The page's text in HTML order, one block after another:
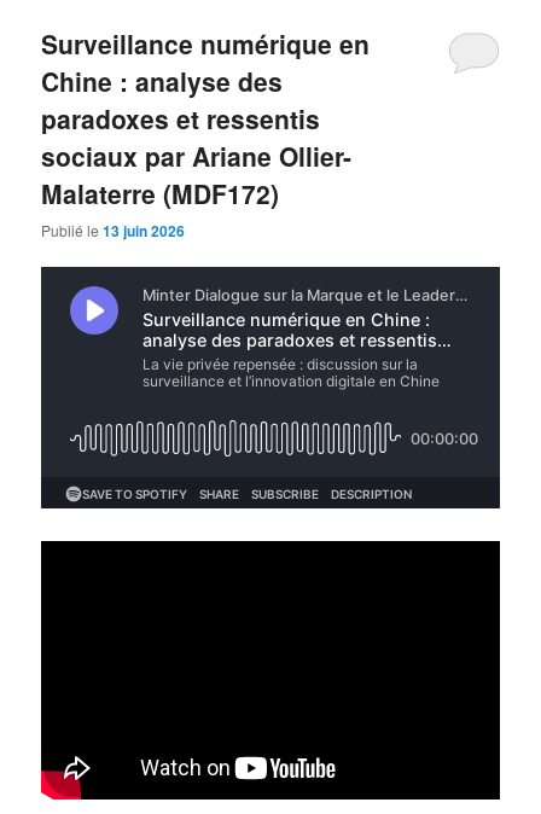
Surveillance numérique en
Chine : analyse des
paradoxes et ressentis
sociaux par Ariane Ollier-
Malaterre (MDF172)
Publié le13 juin 2026